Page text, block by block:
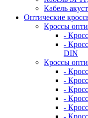
Кабель
Оптические
Кроссы
-
-
DIN
Кроссы
-
-
-
-
-
-